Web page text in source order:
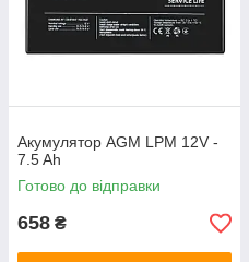
Акумулятор AGM LPM 12V -
7.5 Ah
Готово до відправки
658 ₴